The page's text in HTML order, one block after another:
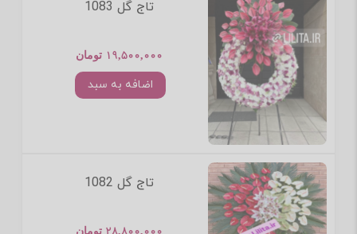
تاج گل 1083
19,500,000 تومان
اضافه به سبد
تاج گل 1082